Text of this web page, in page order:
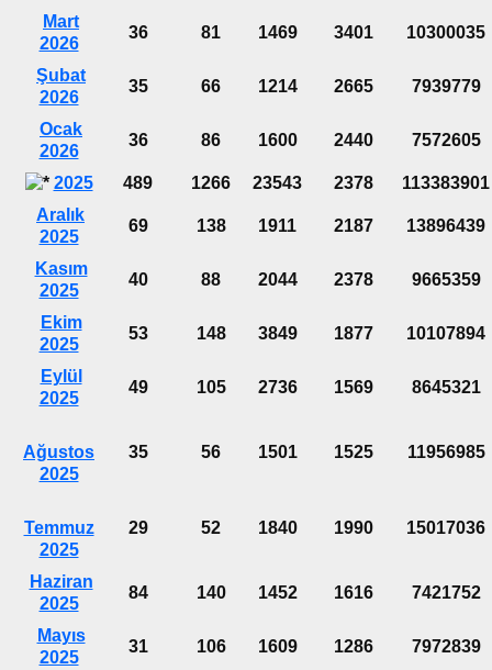
Mart
2026
36 81 1469 3401 10300035
Şubat
2026
35 66 1214 2665 7939779
Ocak
2026
36 86 1600 2440 7572605
2025 489 1266 23543 2378
113383901
Aralık
2025
69 138 1911 2187 13896439
Kasım
2025
40 88 2044 2378 9665359
Ekim
2025
53 148 3849 1877 10107894
Eylül
2025
49 105 2736 1569 8645321
Ağustos
2025
35 56 1501 1525 11956985
Temmuz
2025
29 52 1840 1990 15017036
Haziran
2025
84 140 1452 1616 7421752
Mayıs
2025
31 106 1609 1286 7972839